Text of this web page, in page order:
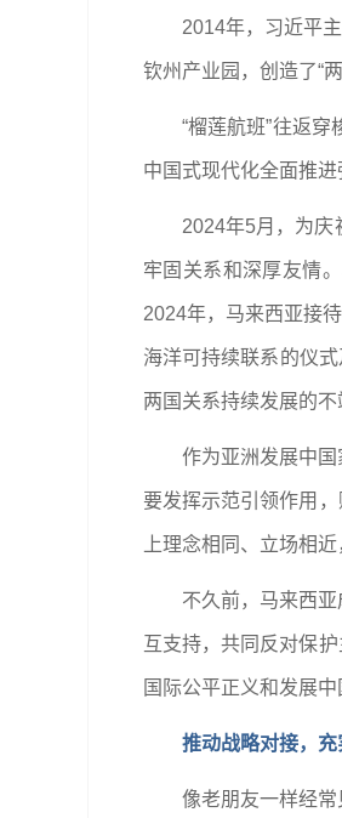
2014年，习近平
钦州产业园，创造了“
“榴莲航班”往返
中国式现代化全面推
2024年5月，为庆
牢固关系和深厚友情
2024年，马来西亚接
海洋可持续联系的仪
两国关系持续发展的不
作为亚洲发展中
要发挥示范引领作用
上理念相同、立场相
不久前，马来西
互支持，共同反对保
国际公平正义和发展中
推动战略对接，
像老朋友一样经